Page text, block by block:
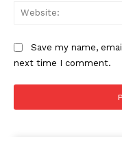
Save my name,
next time I comment.